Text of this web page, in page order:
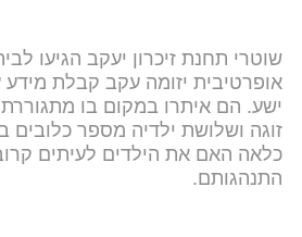
שוטרי תחנת זיכרון יעקב הגיעו
אופרטיבית יזומה עקב קבלת
ישע. הם איתרו במקום בו
זוגה ושלושת ילדיה מספר
כלאה האם את הילדים לעיתים
התנהגותם.